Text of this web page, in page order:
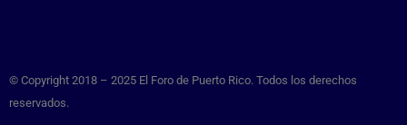
© Copyright 2018 – 2025 El Foro de Puerto Rico. Todos los derechos
reservados.